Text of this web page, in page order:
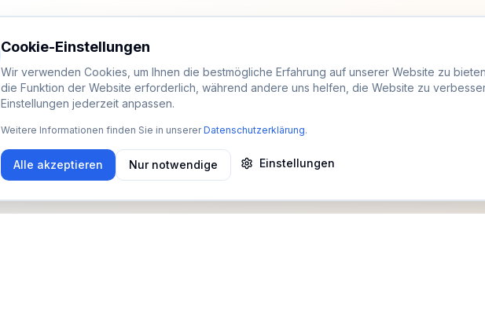
Cookie-Einstellungen
Wir verwenden Cookies, um Ihnen die bestmögliche Erfahrung auf unserer Website zu
die Funktion der Website erforderlich, während andere uns helfen, die Website zu
Einstellungen jederzeit anpassen.
Weitere Informationen finden Sie in unserer Datenschutzerklärung.
Alle akzeptieren Nur notwendige Einstellungen